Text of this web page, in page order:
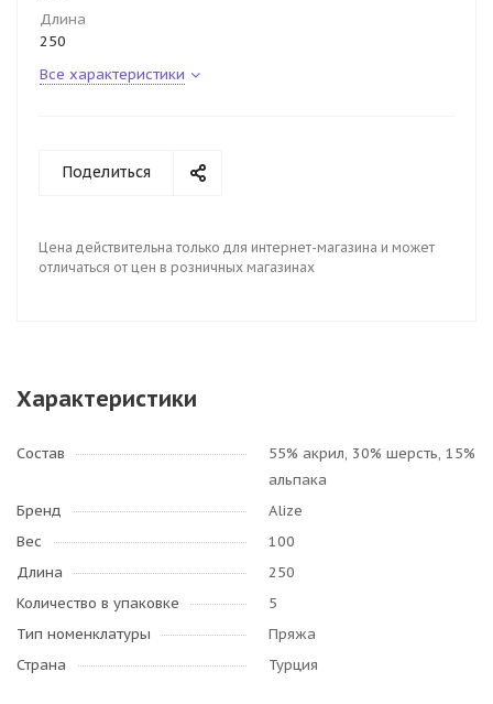
Длина
250
Все характеристики
Поделиться
Цена действительна только для интернет-магазина и может
отличаться от цен в розничных магазинах
Характеристики
Состав
55% акрил, 30% шерсть, 15%
альпака
Бренд
Alize
Вес
100
Длина
250
Количество в упаковке
5
Тип номенклатуры
Пряжа
Страна
Турция